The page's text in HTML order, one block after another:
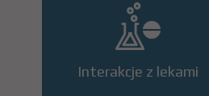
Interakcje z lekami